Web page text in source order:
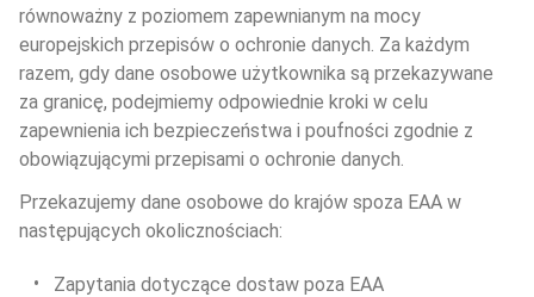
równoważny z poziomem zapewnianym na mocy
europejskich przepisów o ochronie danych. Za każdym
razem, gdy dane osobowe użytkownika są przekazywane
za granicę, podejmiemy odpowiednie kroki w celu
zapewnienia ich bezpieczeństwa i poufności zgodnie z
obowiązującymi przepisami o ochronie danych.
Przekazujemy dane osobowe do krajów spoza EAA w
następujących okolicznościach:
Zapytania dotyczące dostaw poza EAA